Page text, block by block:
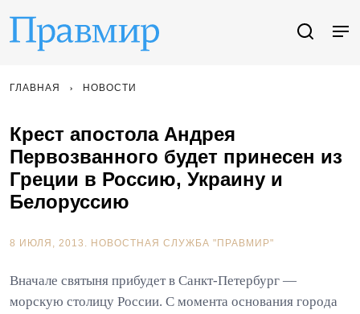
ГЛАВНАЯ НОВОСТИ
Крест апостола Андрея
Первозванного будет принесен из
Греции в Россию, Украину и
Белоруссию
8 ИЮЛЯ, 2013. НОВОСТНАЯ СЛУЖБА "ПРАВМИР"
Вначале святыня прибудет в Санкт-Петербург —
морскую столицу России. С момента основания города